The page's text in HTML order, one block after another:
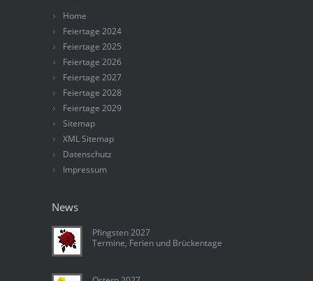
Home
Feiertage 2024
Feiertage 2025
Feiertage 2026
Feiertage 2027
Feiertage 2028
Feiertage 2029
Sitemap
XML Sitemap
Datenschutz
Impressum
News
Pfingsten 2027
Termine, Ferien und Brückentage